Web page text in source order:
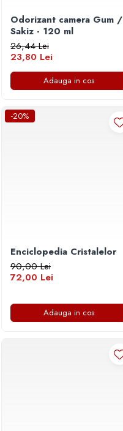
Odorizant camera Gum /
Sakiz - 120 ml
26,44 Lei
23,80 Lei
Adauga in cos
-20%
Enciclopedia Cristalelor
90,00 Lei
72,00 Lei
Adauga in cos